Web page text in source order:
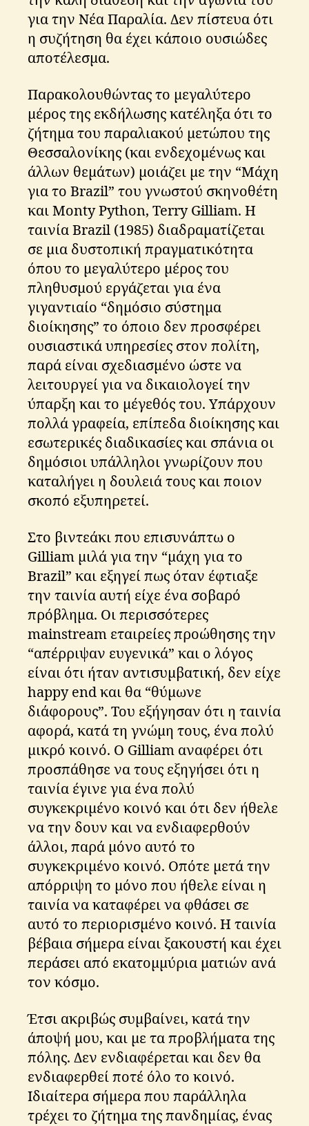
για την Νέα Παραλία. Δεν πίστευα ότι
η συζήτηση θα έχει κάποιο ουσιώδες
αποτέλεσμα.
Παρακολουθώντας το μεγαλύτερο
μέρος της εκδήλωσης κατέληξα ότι το
ζήτημα του παραλιακού μετώπου της
Θεσσαλονίκης (και ενδεχομένως και
άλλων θεμάτων) μοιάζει με την “Μάχη
για το Brazil” του γνωστού σκηνοθέτη
και Monty Python, Terry Gilliam. Η
ταινία Brazil (1985) διαδραματίζεται
σε μια δυστοπική πραγματικότητα
όπου το μεγαλύτερο μέρος του
πληθυσμού εργάζεται για ένα
γιγαντιαίο “δημόσιο σύστημα
διοίκησης” το όποιο δεν προσφέρει
ουσιαστικά υπηρεσίες στον πολίτη,
παρά είναι σχεδιασμένο ώστε να
λειτουργεί για να δικαιολογεί την
ύπαρξη και το μέγεθός του. Υπάρχουν
πολλά γραφεία, επίπεδα διοίκησης και
εσωτερικές διαδικασίες και σπάνια οι
δημόσιοι υπάλληλοι γνωρίζουν που
καταλήγει η δουλειά τους και ποιον
σκοπό εξυπηρετεί.
Στο βιντεάκι που επισυνάπτω ο
Gilliam μιλά για την “μάχη για το
Brazil” και εξηγεί πως όταν έφτιαξε
την ταινία αυτή είχε ένα σοβαρό
πρόβλημα. Οι περισσότερες
mainstream εταιρείες προώθησης την
“απέρριψαν ευγενικά” και ο λόγος
είναι ότι ήταν αντισυμβατική, δεν είχε
happy end και θα “θύμωνε
διάφορους”. Του εξήγησαν ότι η ταινία
αφορά, κατά τη γνώμη τους, ένα πολύ
μικρό κοινό. Ο Gilliam αναφέρει ότι
προσπάθησε να τους εξηγήσει ότι η
ταινία έγινε για ένα πολύ
συγκεκριμένο κοινό και ότι δεν ήθελε
να την δουν και να ενδιαφερθούν
άλλοι, παρά μόνο αυτό το
συγκεκριμένο κοινό. Οπότε μετά την
απόρριψη το μόνο που ήθελε είναι η
ταινία να καταφέρει να φθάσει σε
αυτό το περιορισμένο κοινό. Η ταινία
βέβαια σήμερα είναι ξακουστή και έχει
περάσει από εκατομμύρια ματιών ανά
τον κόσμο.
Έτσι ακριβώς συμβαίνει, κατά την
άποψή μου, και με τα προβλήματα της
πόλης. Δεν ενδιαφέρεται και δεν θα
ενδιαφερθεί ποτέ όλο το κοινό.
Ιδιαίτερα σήμερα που παράλληλα
τρέχει το ζήτημα της πανδημίας, ένας